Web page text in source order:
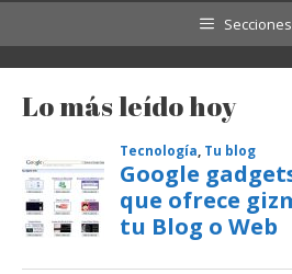
Secciones
Lo más leído hoy